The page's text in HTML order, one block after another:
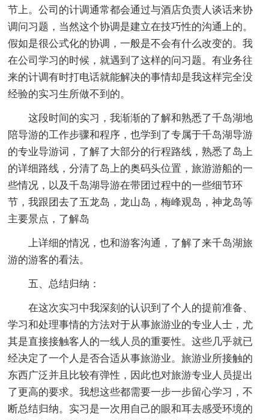
节上。公司的计调通常都会通过与酒店负责人谈话来协
调问习题，当然这个协调是建立在技巧性的沟通上的。
假如是很公式化的协调，一般是不会有什么改变的。我
在公司学习的时候，就遇到了这样的问习题。有业务往
来的计调有时打电话就能解决的事情却是我这样完全没
经验的实习生所做不到的。
这段时间的实习，我渐渐的了解和熟悉了千岛湖地
陪导游的工作步骤和程序，也学到了专属于千岛湖导游
的专业导游词，了解了大部分的行程路线，熟悉了岛上
的详细路线，分清了岛上的奥码头位置，旅游游船的一
些情况，以及千岛湖导游在带团过程中的一些细节环
节，我跟团去了五龙岛，龙山岛，梅峰观岛，神龙岛等
主要景点，了解岛
上详细的情况，也和游客沟通，了解了来千岛湖旅
游的游客的看法。
五、总结归纳：
在这次实习中我深刻的认识到了个人的提前准备、
学习和处理事情的方法对于从事旅游业的专业人士，尤
其是直接接触客人的一线人员的重要性。这些几乎就已
经决定了一个人是否合适从事旅游业。旅游业所接触的
东西广泛并且比较有弹性，因此也对旅游专业人员提出
了更高的要求。我想这些都需要一步一步留心学习，不
断总结归纳。实习是一次用自己的眼和耳去感受环境的